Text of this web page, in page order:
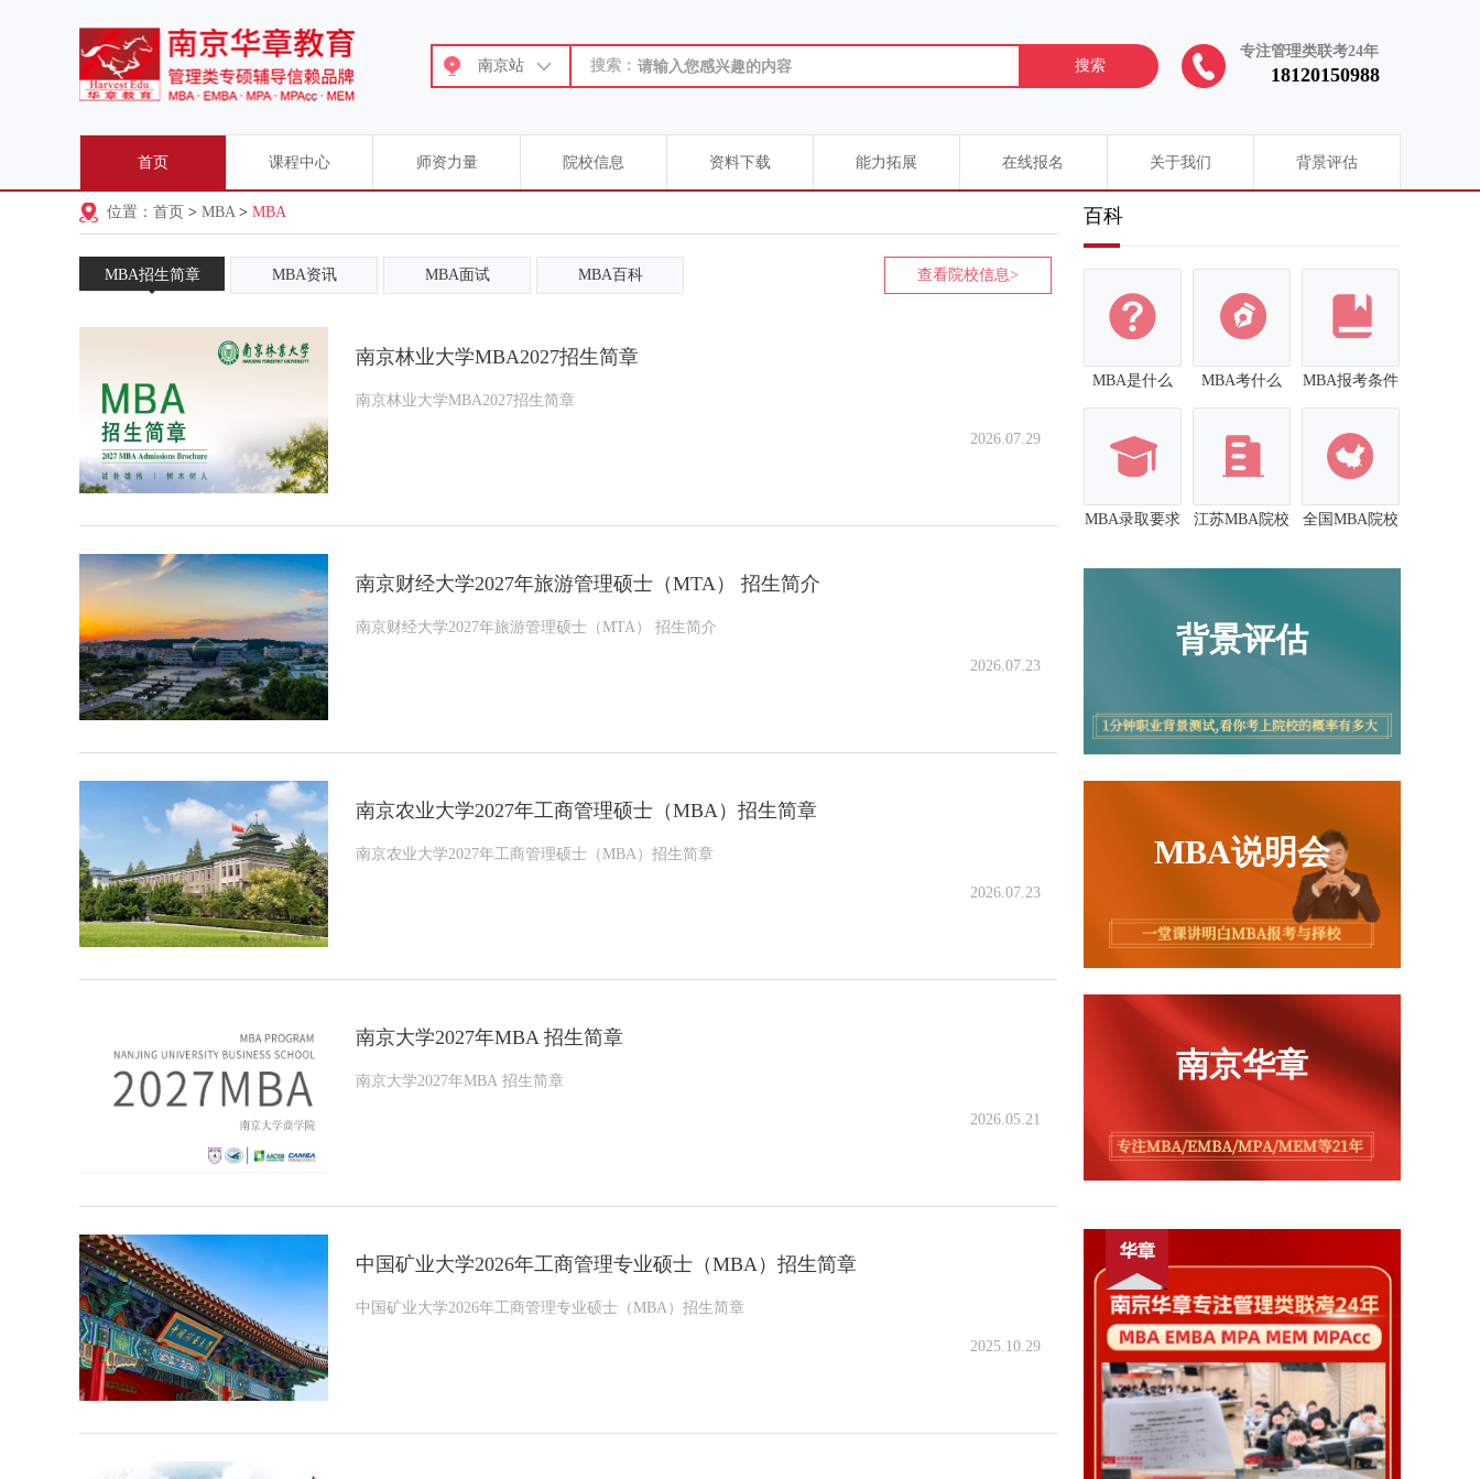
南京站 搜索： 搜索 18120150988
专注管理类联考24年
首页 课程中心 师资力量 院校信息 资料下载 能力拓展 在线报名 关于我们 背景评估
位置：首页 > MBA> MBA
MBA招生简章 MBA资讯 MBA面试 MBA百科 查看院校信息>
南京林业大学MBA2027招生简章
南京林业大学MBA2027招生简章
2026.07.29
南京财经大学2027年旅游管理硕士（MTA） 招生简介
南京财经大学2027年旅游管理硕士（MTA） 招生简介
2026.07.23
南京农业大学2027年工商管理硕士（MBA）招生简章
南京农业大学2027年工商管理硕士（MBA）招生简章
2026.07.23
南京大学2027年MBA 招生简章
南京大学2027年MBA 招生简章
2026.05.21
中国矿业大学2026年工商管理专业硕士（MBA）招生简章
中国矿业大学2026年工商管理专业硕士（MBA）招生简章
2025.10.29
百科
MBA是什么 MBA考什么 MBA报考条件
MBA录取要求 江苏MBA院校 全国MBA院校
背景评估
MBA说明会
南京华章